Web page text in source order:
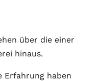
über die einer
hinaus.
Erfahrung haben